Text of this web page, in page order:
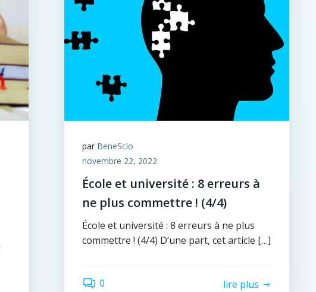
par BeneScio
novembre 22, 2022
École et université : 8 erreurs à
ne plus commettre ! (4/4)
École et université : 8 erreurs à ne plus
commettre ! (4/4) D’une part, cet article […]
0 lire plus